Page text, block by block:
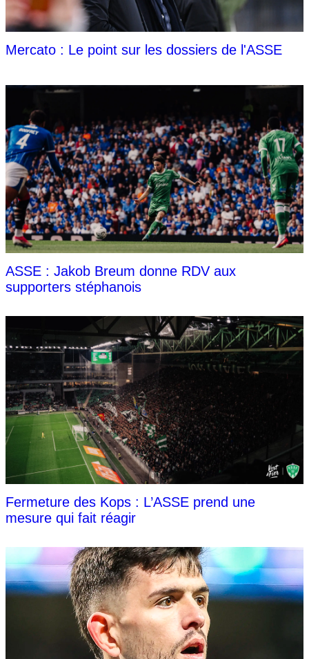
Mercato : Le point sur les dossiers de l'ASSE
ASSE : Jakob Breum donne RDV aux
supporters stéphanois
Fermeture des Kops : L’ASSE prend une
mesure qui fait réagir